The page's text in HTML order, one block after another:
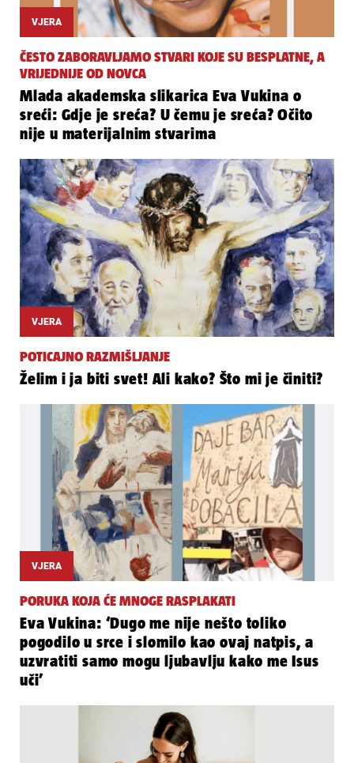
VJERA
ČESTO ZABORAVLJAMO STVARI KOJE SU BESPLATNE, A
VRIJEDNIJE OD NOVCA
Mlada akademska slikarica Eva Vukina o
sreći: Gdje je sreća? U čemu je sreća? Očito
nije u materijalnim stvarima
VJERA
POTICAJNO RAZMIŠLJANJE
Želim i ja biti svet! Ali kako? Što mi je činiti?
VJERA
PORUKA KOJA ĆE MNOGE RASPLAKATI
Eva Vukina: ‘Dugo me nije nešto toliko
pogodilo u srce i slomilo kao ovaj natpis, a
uzvratiti samo mogu ljubavlju kako me Isus
uči’